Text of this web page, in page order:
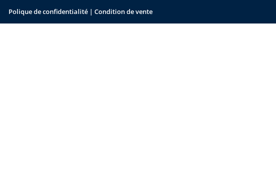
Polique de confidentialité |Condition de vente